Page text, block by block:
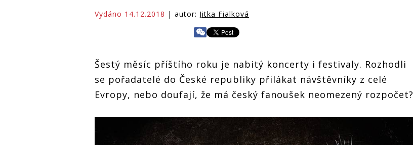
Vydáno 14.12.2018 | autor: Jitka Fialková
Šestý měsíc příštího roku je nabitý koncerty i festivaly. Rozhodli
se pořadatelé do České republiky přilákat návštěvníky z celé
Evropy, nebo doufají, že má český fanoušek neomezený rozpočet?